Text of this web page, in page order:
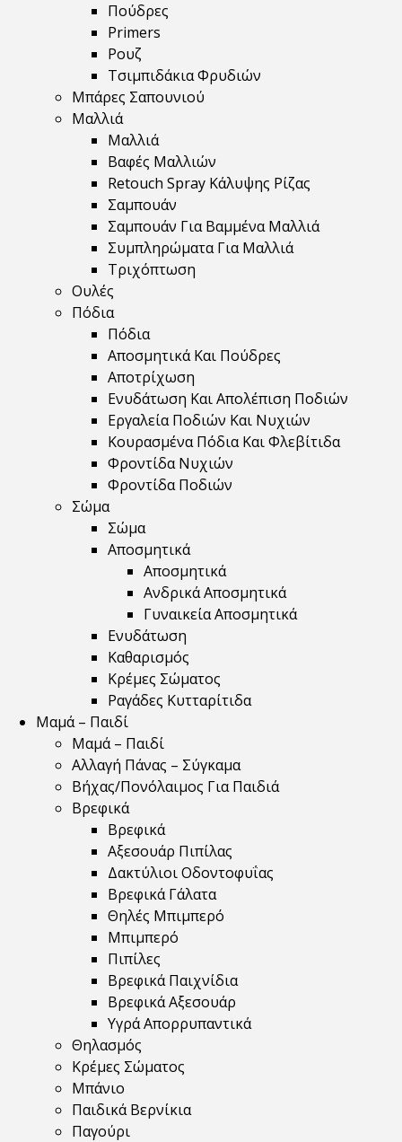
Πούδρες
Primers
Ρουζ
Τσιμπιδάκια Φρυδιών
Μπάρες Σαπουνιού
Μαλλιά
Μαλλιά
Βαφές Μαλλιών
Retouch Spray Κάλυψης Ρίζας
Σαμπουάν
Σαμπουάν Για Βαμμένα Μαλλιά
Συμπληρώματα Για Μαλλιά
Τριχόπτωση
Ουλές
Πόδια
Πόδια
Αποσμητικά Και Πούδρες
Αποτρίχωση
Ενυδάτωση Και Απολέπιση Ποδιών
Εργαλεία Ποδιών Και Νυχιών
Κουρασμένα Πόδια Και Φλεβίτιδα
Φροντίδα Νυχιών
Φροντίδα Ποδιών
Σώμα
Σώμα
Αποσμητικά
Αποσμητικά
Ανδρικά Αποσμητικά
Γυναικεία Αποσμητικά
Ενυδάτωση
Καθαρισμός
Κρέμες Σώματος
Ραγάδες Κυτταρίτιδα
Μαμά – Παιδί
Μαμά – Παιδί
Αλλαγή Πάνας – Σύγκαμα
Βήχας/Πονόλαιμος Για Παιδιά
Βρεφικά
Βρεφικά
Αξεσουάρ Πιπίλας
Δακτύλιοι Οδοντοφυΐας
Βρεφικά Γάλατα
Θηλές Μπιμπερό
Μπιμπερό
Πιπίλες
Βρεφικά Παιχνίδια
Βρεφικά Αξεσουάρ
Υγρά Απορρυπαντικά
Θηλασμός
Κρέμες Σώματος
Μπάνιο
Παιδικά Βερνίκια
Παγούρι